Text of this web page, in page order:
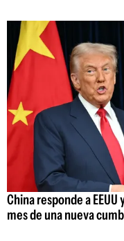
China responde a
mes de una nueva